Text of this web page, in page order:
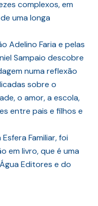
complexos, em
uma longa
Adelino Faria e pelas
Sampaio descobre
numa reflexão
sobre o
o amor, a escola,
entre pais e filhos e
Familiar, foi
em livro, que é uma
Editores e do